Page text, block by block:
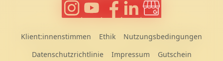
Klient:innenstimmen Ethik
Nutzungsbedingungen
Datenschutzrichtlinie
Impressum Gutschein